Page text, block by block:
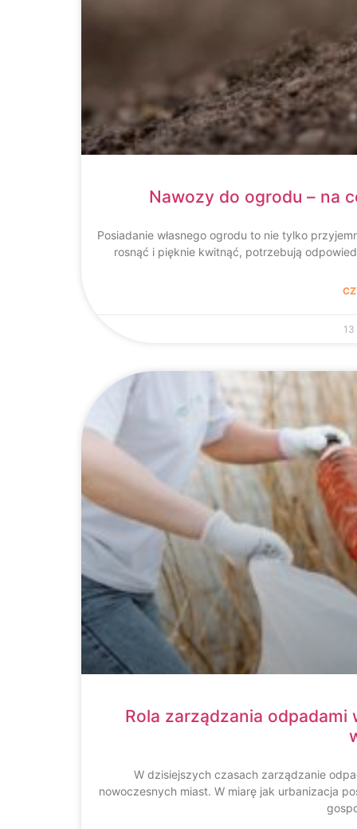
Nawozy do ogrodu – na
Posiadanie własnego ogrodu to nie tylko
rosnąć i pięknie kwitnąć, potrzebują
Rola zarządzania
W dzisiejszych czasach zarządzanie
nowoczesnych miast. W miarę jak urbanizacja